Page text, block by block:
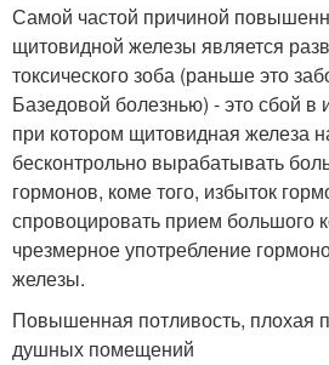
Самой частой причиной
щитовидной железы является
токсического зоба (раньше это
Базедовой болезнью) - это сбой в
при котором щитовидная железа
бесконтрольно вырабатывать
гормонов, коме того, избыток
спровоцировать прием большого
чрезмерное употребление
железы.
Повышенная потливость, плохая
душных помещений